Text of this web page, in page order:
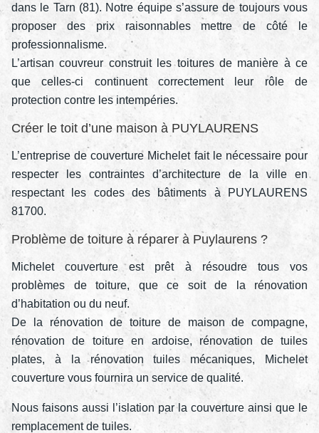
dans le Tarn (81). Notre équipe s’assure de toujours vous
proposer des prix raisonnables mettre de côté le
professionnalisme.
L’artisan couvreur construit les toitures de manière à ce
que celles-ci continuent correctement leur rôle de
protection contre les intempéries.
Créer le toit d’une maison à PUYLAURENS
L’entreprise de couverture Michelet fait le nécessaire pour
respecter les contraintes d’architecture de la ville en
respectant les codes des bâtiments à PUYLAURENS
81700.
Problème de toiture à réparer à Puylaurens ?
Michelet couverture est prêt à résoudre tous vos
problèmes de toiture, que ce soit de la rénovation
d’habitation ou du neuf.
De la rénovation de toiture de maison de compagne,
rénovation de toiture en ardoise, rénovation de tuiles
plates, à la rénovation tuiles mécaniques, Michelet
couverture vous fournira un service de qualité.
Nous faisons aussi l’islation par la couverture ainsi que le
remplacement de tuiles.